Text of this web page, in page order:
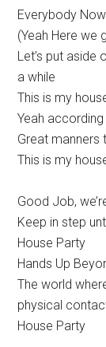
Everybody Now
(Yeah Here we
Let’s put
a while
This is my
Yeah
Great
This is my
Good Job,
Keep in step
House Party
Hands Up
The world
physical
House Party